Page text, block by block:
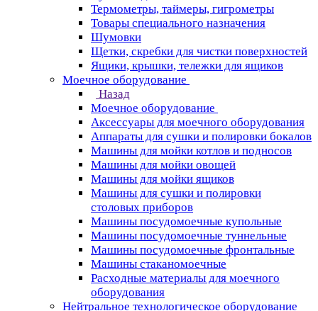
Термометры, таймеры, гигрометры
Товары специального назначения
Шумовки
Щетки, скребки для чистки поверхностей
Ящики, крышки, тележки для ящиков
Моечное оборудование
Назад
Моечное оборудование
Аксессуары для моечного оборудования
Аппараты для сушки и полировки бокалов
Машины для мойки котлов и подносов
Машины для мойки овощей
Машины для мойки ящиков
Машины для сушки и полировки
столовых приборов
Машины посудомоечные купольные
Машины посудомоечные туннельные
Машины посудомоечные фронтальные
Машины стаканомоечные
Расходные материалы для моечного
оборудования
Нейтральное технологическое оборудование